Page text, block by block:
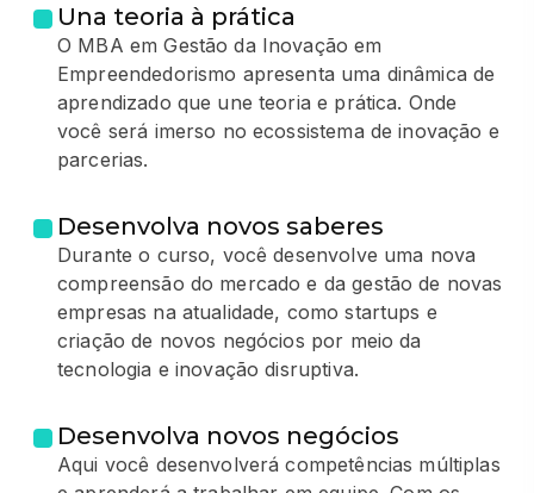
Una teoria à prática
O MBA em Gestão da Inovação em
Empreendedorismo apresenta uma dinâmica de
aprendizado que une teoria e prática. Onde
você será imerso no ecossistema de inovação e
parcerias.
Desenvolva novos saberes
Durante o curso, você desenvolve uma nova
compreensão do mercado e da gestão de novas
empresas na atualidade, como startups e
criação de novos negócios por meio da
tecnologia e inovação disruptiva.
Desenvolva novos negócios
Aqui você desenvolverá competências múltiplas